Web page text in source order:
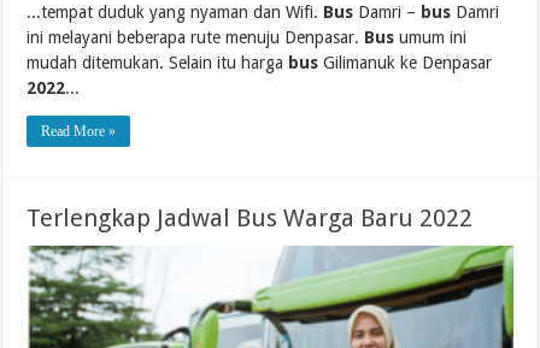
...tempat duduk yang nyaman dan Wifi. Bus Damri – bus Damri
ini melayani beberapa rute menuju Denpasar. Bus umum ini
mudah ditemukan. Selain itu harga bus Gilimanuk ke Denpasar
2022...
Read More »
Terlengkap Jadwal Bus Warga Baru 2022